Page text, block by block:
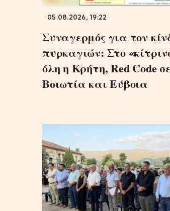
05.08.2026, 19:22
Συναγερμός για τον
πυρκαγιών: Στο
όλη η Κρήτη, Red Code
Βοιωτία και Εύβοια